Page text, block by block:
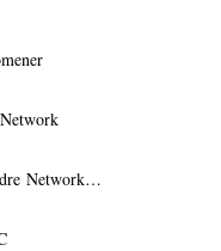
Network…